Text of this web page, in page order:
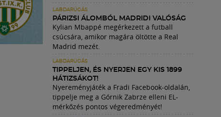
LABDARÚGÁS
PÁRIZSI ÁLOMBÓL MADRIDI VALÓSÁG
Kylian Mbappé megérkezett a futball
csúcsára, amikor magára öltötte a Real
Madrid mezét.
LABDARÚGÁS
TIPPELJEN, ÉS NYERJEN EGY KIS 1899
HÁTIZSÁKOT!
Nyereményjáték a Fradi Facebook-oldalán,
tippelje meg a Górnik Zabrze elleni EL-
mérkőzés pontos végeredményét!